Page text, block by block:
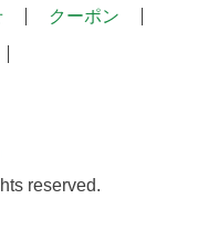
クーポン
reserved.